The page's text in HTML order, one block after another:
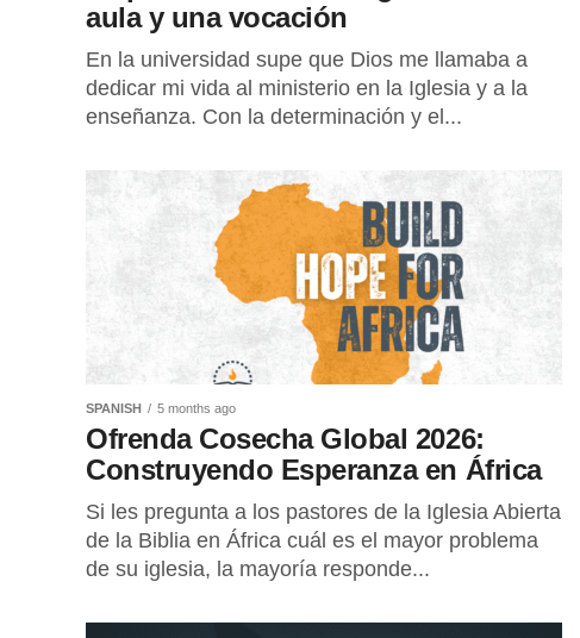
aula y una vocación
En la universidad supe que Dios me llamaba a
dedicar mi vida al ministerio en la Iglesia y a la
enseñanza. Con la determinación y el...
SPANISH 5 months ago
Ofrenda Cosecha Global 2026:
Construyendo Esperanza en África
Si les pregunta a los pastores de la Iglesia Abierta
de la Biblia en África cuál es el mayor problema
de su iglesia, la mayoría responde...